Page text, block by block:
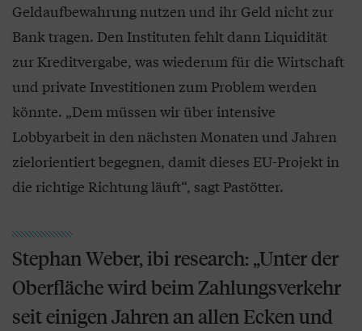
Geldaufbewahrung nutzen und ihr Geld nicht zur
Bank tragen. Den Instituten fehlt dann Liquidität
zur Kreditvergabe, was wiederum für die Wirtschaft
und private Investitionen zum Problem werden
könnte. „Dem müssen wir über intensive
Lobbyarbeit in den nächsten Monaten und Jahren
zielorientiert begegnen, damit dieses EU-Projekt in
die richtige Richtung läuft“, sagt Pastötter.
Stephan Weber, ibi research: „Unter der
Oberfläche wird beim Zahlungsverkehr
seit einigen Jahren an allen Ecken und